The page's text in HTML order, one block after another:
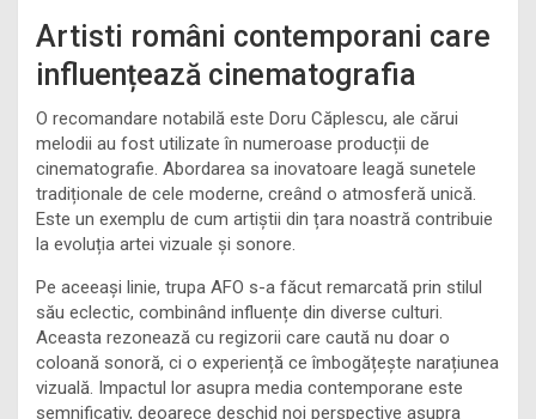
Artisti români contemporani care
influențează cinematografia
O recomandare notabilă este Doru Căplescu, ale cărui
melodii au fost utilizate în numeroase producții de
cinematografie. Abordarea sa inovatoare leagă sunetele
tradiționale de cele moderne, creând o atmosferă unică.
Este un exemplu de cum artiștii din țara noastră contribuie
la evoluția artei vizuale și sonore.
Pe aceeași linie, trupa AFO s-a făcut remarcată prin stilul
său eclectic, combinând influențe din diverse culturi.
Aceasta rezonează cu regizorii care caută nu doar o
coloană sonoră, ci o experiență ce îmbogățește narațiunea
vizuală. Impactul lor asupra media contemporane este
semnificativ, deoarece deschid noi perspective asupra